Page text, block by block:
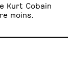
Kurt Cobain
moins.